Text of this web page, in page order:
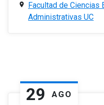
Facultad de Ciencias
Administrativas UC
29 AGO